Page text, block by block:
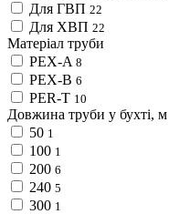
Для ГВП 22
Для ХВП 22
Матеріал труби
PEX-A 8
PEX-B 6
PER-T 10
Довжина труби у бухті, м
50 1
100 1
200 6
240 5
300 1